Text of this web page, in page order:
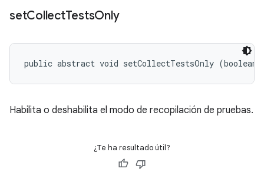
setCollectTestsOnly
public abstract void setCollectTestsOnly (boolean
Habilita o deshabilita el modo de recopilación de pruebas.
¿Te ha resultado útil?